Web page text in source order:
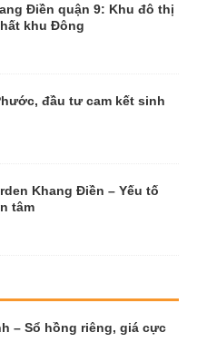
Điền quận 9: Khu đô thị
khu Đông
đầu tư cam kết sinh
Khang Điền – Yếu tố
tâm
– Sổ hồng riêng, giá cực